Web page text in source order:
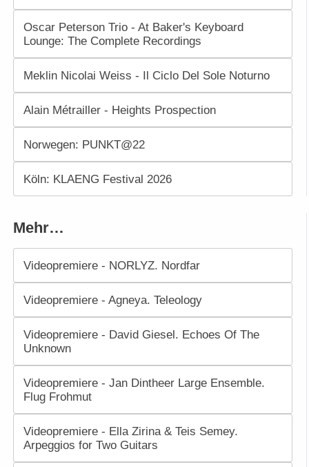
Oscar Peterson Trio - At Baker's Keyboard
Lounge: The Complete Recordings
Meklin Nicolai Weiss - Il Ciclo Del Sole Noturno
Alain Métrailler - Heights Prospection
Norwegen: PUNKT@22
Köln: KLAENG Festival 2026
Mehr…
Videopremiere - NORLYZ. Nordfar
Videopremiere - Agneya. Teleology
Videopremiere - David Giesel. Echoes Of The
Unknown
Videopremiere - Jan Dintheer Large Ensemble.
Flug Frohmut
Videopremiere - Ella Zirina & Teis Semey.
Arpeggios for Two Guitars